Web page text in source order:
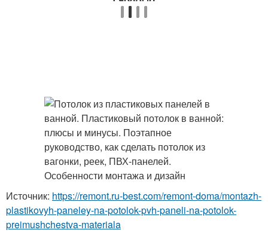
Источник: https://remont.ru-best.com/remont-doma/montazh-
plastikovyh-paneley-na-potolok-pvh-paneli-na-potolok-
preimushchestva-materiala